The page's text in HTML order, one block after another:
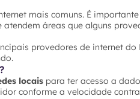
mais comuns. É
áreas que alguns
provedores de internet do
locais para ter acesso a
conforme a velocidade